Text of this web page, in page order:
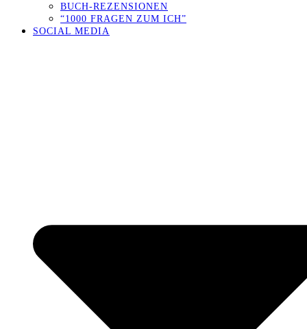
BUCH-REZENSIONEN
“1000 FRAGEN ZUM ICH”
SOCIAL MEDIA